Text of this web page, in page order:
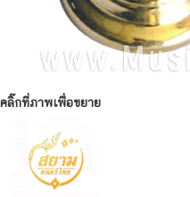
คลิ๊กที่ภาพเพื่อขยาย